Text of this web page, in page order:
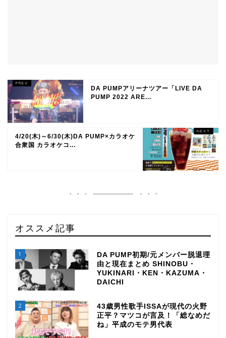
DA PUMPアリーナツアー「LIVE DA
PUMP 2022 ARE...
4/20(木)～6/30(木)DA PUMP×カラオケ
合衆国 カラオケコ...
オススメ記事
1
DA PUMP初期/元メンバー脱退理
由と現在まとめ SHINOBU・
YUKINARI・KEN・KAZUMA・
DAICHI
2
43歳男性歌手ISSAが現代の火野
正平？マツコが言及！「総なめだ
ね」平成のモテ男代表